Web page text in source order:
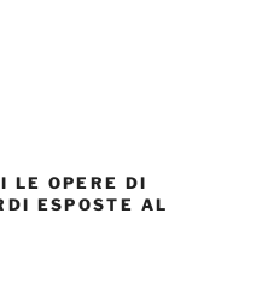
LE OPERE DI
ESPOSTE AL